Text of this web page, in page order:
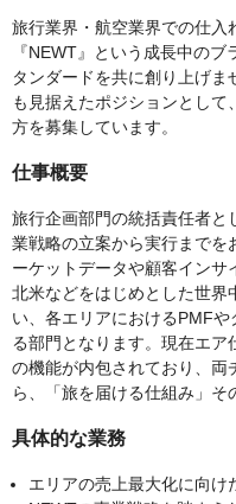
旅行業界・航空業界での仕入
『NEWT』という成長中の
タンダードを共に創り上げ
も見据えたポジションとして
方を募集しています。
仕事概要
旅行企画部門の統括責任者と
業戦略の立案から実行までを
ーケットデータや顧客インサ
北米などをはじめとした世界
い、各エリアにおけるPMF
る部門となります。現在エア
の機能が内包されており、両
ら、「旅を届ける仕組み」そ
具体的な業務
エリアの売上最大化に向け